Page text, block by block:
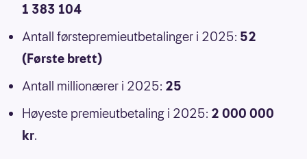
1 383 104
Antall førstepremieutbetalinger i 2025: 52
(Første brett)
Antall millionærer i 2025: 25
Høyeste premieutbetaling i 2025: 2 000 000
kr.